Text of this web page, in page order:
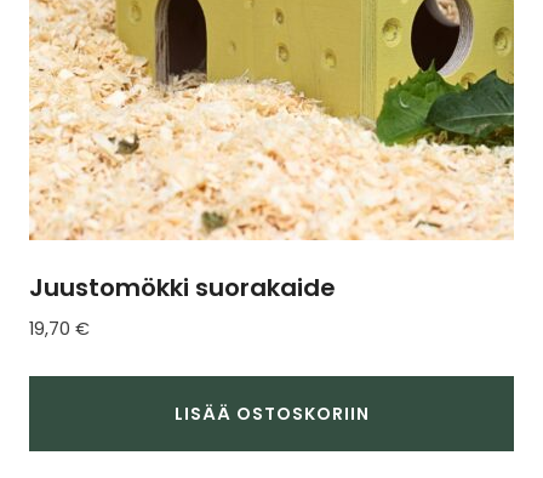
sivulla.
Juustomökki suorakaide
19,70 €
LISÄÄ OSTOSKORIIN